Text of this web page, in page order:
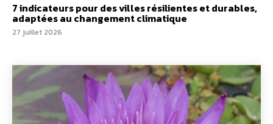
7 indicateurs pour des villes résilientes et durables,
adaptées au changement climatique
27 juillet 2026